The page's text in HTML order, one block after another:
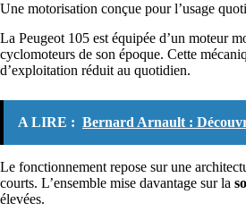
Une motorisation conçue pour l’usage
La Peugeot 105 est équipée d’un moteur
cyclomoteurs de son époque. Cette
d’exploitation réduit au quotidien.
A LIRE : Bernard Arnault :
Le fonctionnement repose sur une
courts. L’ensemble mise davantage sur la
élevées.